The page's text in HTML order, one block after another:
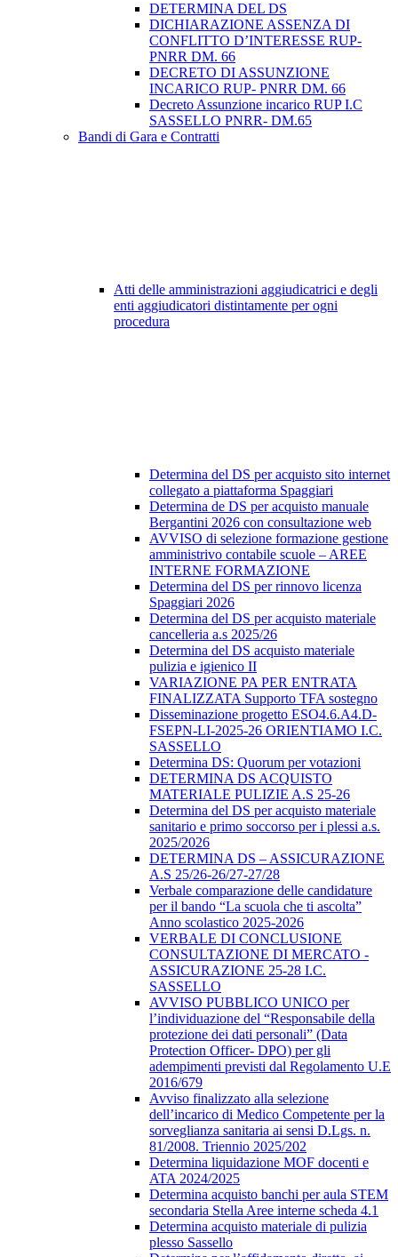
DETERMINA DEL DS
DICHIARAZIONE ASSENZA DI
CONFLITTO D’INTERESSE RUP-
PNRR DM. 66
DECRETO DI ASSUNZIONE
INCARICO RUP- PNRR DM. 66
Decreto Assunzione incarico RUP I.C
SASSELLO PNRR- DM.65
Bandi di Gara e Contratti
Atti delle amministrazioni aggiudicatrici e degli
enti aggiudicatori distintamente per ogni
procedura
Determina del DS per acquisto sito internet
collegato a piattaforma Spaggiari
Determina de DS per acquisto manuale
Bergantini 2026 con consultazione web
AVVISO di selezione formazione gestione
amministrivo contabile scuole – AREE
INTERNE FORMAZIONE
Determina del DS per rinnovo licenza
Spaggiari 2026
Determina del DS per acquisto materiale
cancelleria a.s 2025/26
Determina del DS acquisto materiale
pulizia e igienico II
VARIAZIONE PA PER ENTRATA
FINALIZZATA Supporto TFA sostegno
Disseminazione progetto ESO4.6.A4.D-
FSEPN-LI-2025-26 ORIENTIAMO I.C.
SASSELLO
Determina DS: Quorum per votazioni
DETERMINA DS ACQUISTO
MATERIALE PULIZIE A.S 25-26
Determina del DS per acquisto materiale
sanitario e primo soccorso per i plessi a.s.
2025/2026
DETERMINA DS – ASSICURAZIONE
A.S 25/26-26/27-27/28
Verbale comparazione delle candidature
per il bando “La scuola che ti ascolta”
Anno scolastico 2025-2026
VERBALE DI CONCLUSIONE
CONSULTAZIONE DI MERCATO -
ASSICURAZIONE 25-28 I.C.
SASSELLO
AVVISO PUBBLICO UNICO per
l’individuazione del “Responsabile della
protezione dei dati personali” (Data
Protection Officer- DPO) per gli
adempimenti previsti dal Regolamento U.E
2016/679
Avviso finalizzato alla selezione
dell’incarico di Medico Competente per la
sorveglianza sanitaria ai sensi D.Lgs. n.
81/2008. Triennio 2025/202
Determina liquidazione MOF docenti e
ATA 2024/2025
Determina acquisto banchi per aula STEM
secondaria Stella Aree interne scheda 4.1
Determina acquisto materiale di pulizia
plesso Sassello